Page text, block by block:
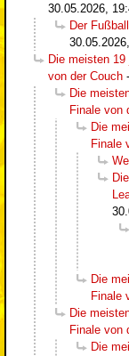
30.05.2026,
Der
Die meisten
von der Couch -
Die
Finale von
Die
Finale
Die
Finale
Die
Finale von
Die